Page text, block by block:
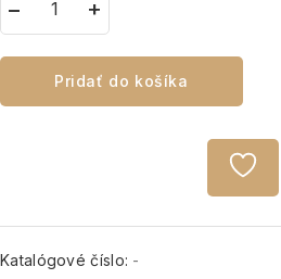
Pridať do košíka
Katalógové číslo: -